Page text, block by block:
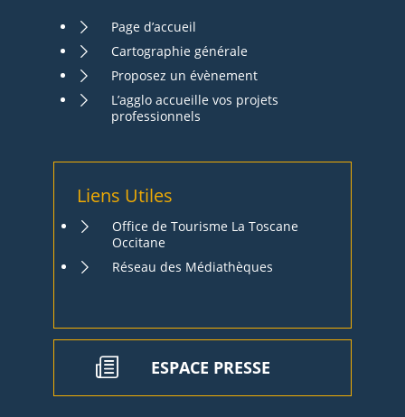
Page d’accueil
Cartographie générale
Proposez un évènement
L’agglo accueille vos projets
professionnels
Liens Utiles
Office de Tourisme La Toscane
Occitane
Réseau des Médiathèques
ESPACE PRESSE